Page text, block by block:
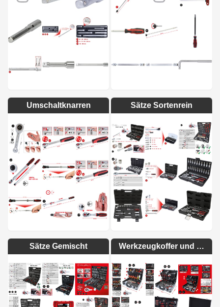
Umschaltknarren Sätze Sortenrein
Sätze Gemischt Werkzeugkoffer und Trolleys